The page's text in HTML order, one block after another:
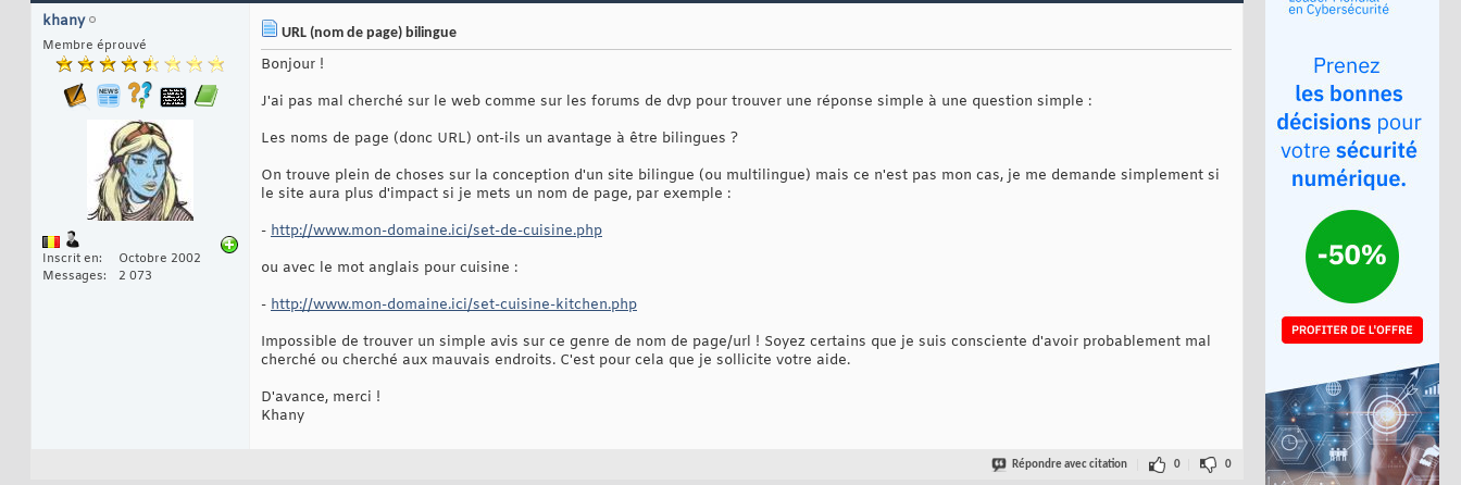
khany
Membre éprouvé
Inscrit en
Octobre 2002
Messages
2 073
URL (nom de page) bilingue
Bonjour !
J'ai pas mal cherché sur le web comme sur les forums de dvp pour trouver une réponse simple à une question simple :
Les noms de page (donc URL) ont-ils un avantage à être bilingues ?
On trouve plein de choses sur la conception d'un site bilingue (ou multilingue) mais ce n'est pas mon cas, je me demande simplement si
le site aura plus d'impact si je mets un nom de page, par exemple :
- http://www.mon-domaine.ici/set-de-cuisine.php
ou avec le mot anglais pour cuisine :
- http://www.mon-domaine.ici/set-cuisine-kitchen.php
Impossible de trouver un simple avis sur ce genre de nom de page/url ! Soyez certains que je suis consciente d'avoir probablement mal
cherché ou cherché aux mauvais endroits. C'est pour cela que je sollicite votre aide.
D'avance, merci !
Khany
Répondre avec citation 0 0